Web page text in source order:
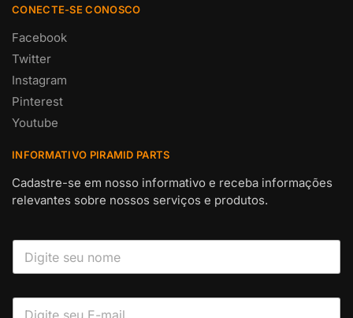
CONECTE-SE CONOSCO
Facebook
Twitter
Instagram
Pinterest
Youtube
INFORMATIVO PIRAMID PARTS
Cadastre-se em nosso informativo e receba informações
relevantes sobre nossos serviços e produtos.